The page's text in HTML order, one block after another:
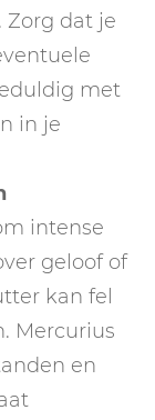
Zorg dat je
met
in je
intense
geloof of
kan fel
Mercurius
en